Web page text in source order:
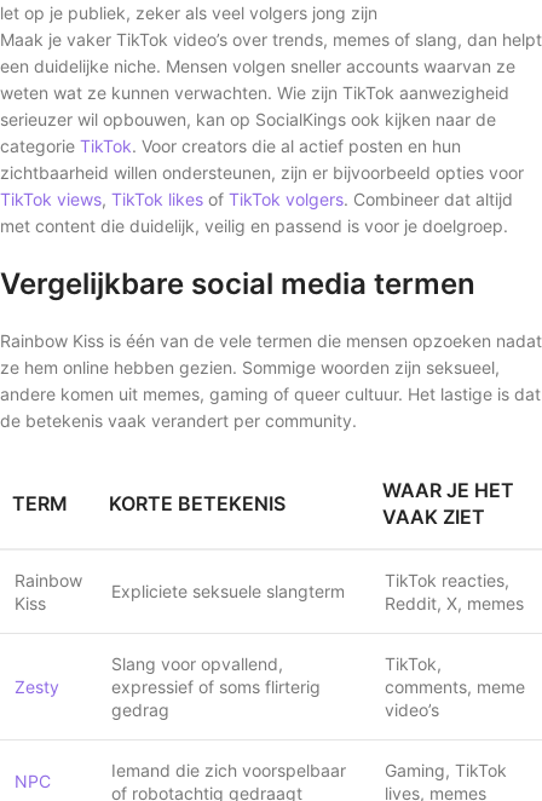
let op je publiek, zeker als veel volgers jong zijn
Maak je vaker TikTok video’s over trends, memes of slang, dan helpt
een duidelijke niche. Mensen volgen sneller accounts waarvan ze
weten wat ze kunnen verwachten. Wie zijn TikTok aanwezigheid
serieuzer wil opbouwen, kan op SocialKings ook kijken naar de
categorie TikTok. Voor creators die al actief posten en hun
zichtbaarheid willen ondersteunen, zijn er bijvoorbeeld opties voor
TikTok views, TikTok likes of TikTok volgers. Combineer dat altijd
met content die duidelijk, veilig en passend is voor je doelgroep.
Vergelijkbare social media termen
Rainbow Kiss is één van de vele termen die mensen opzoeken nadat
ze hem online hebben gezien. Sommige woorden zijn seksueel,
andere komen uit memes, gaming of queer cultuur. Het lastige is dat
de betekenis vaak verandert per community.
TERM KORTE BETEKENIS
WAAR JE HET
VAAK ZIET
Rainbow
Kiss
Expliciete seksuele slangterm
TikTok reacties,
Reddit, X, memes
Zesty
Slang voor opvallend,
expressief of soms flirterig
gedrag
TikTok,
comments, meme
video’s
NPC
Iemand die zich voorspelbaar
of robotachtig gedraagt
Gaming, TikTok
lives, memes